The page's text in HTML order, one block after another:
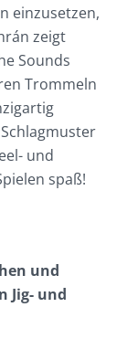
einzusetzen,
zeigt
Sounds
Trommeln
und
spaß!
und
Jig- und